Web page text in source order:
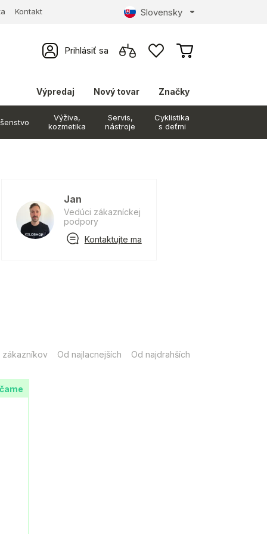
Kontakt Slovensky
Prihlásiť sa
Výpredaj Nový tovar Značky
Výživa,
kozmetika
Servis,
nástroje
Cyklistika
s deťmi
Jan
Vedúci zákazníckej
podpory
Kontaktujte ma
zákazníkov Od najlacnejších Od najdrahších